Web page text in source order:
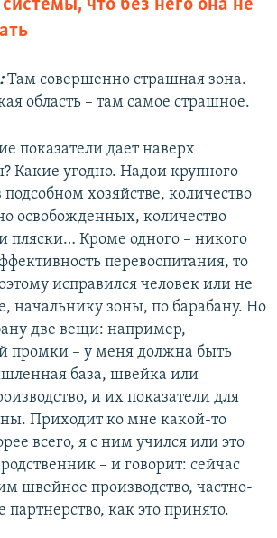
что без него она не
Там совершенно страшная зона.
область – там самое страшное.
показатели дает наверх
Какие угодно. Надои крупного
подсобном хозяйстве, количество
освобожденных, количество
пляски… Кроме одного – никого
перевоспитания, то
исправился человек или не
начальнику зоны, по барабану. Но
две вещи: например,
промки – у меня должна быть
база, швейка или
и их показатели для
Приходит ко мне какой-то
всего, я с ним учился или это
родственник – и говорит: сейчас
швейное производство, частно-
партнерство, как это принято.